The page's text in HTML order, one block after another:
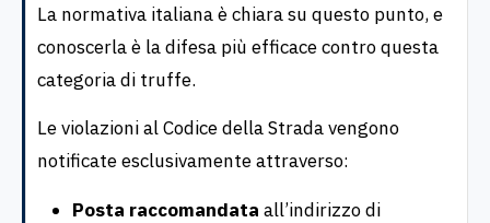
La normativa italiana è chiara su questo punto, e
conoscerla è la difesa più efficace contro questa
categoria di truffe.
Le violazioni al Codice della Strada vengono
notificate esclusivamente attraverso:
Posta raccomandata all’indirizzo di